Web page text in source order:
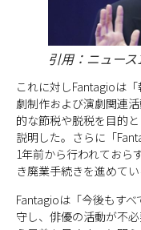
引用：ニュース
これに対しFantagioは
劇制作および演劇関連
的な節税や脱税を目的
説明した。さらに「
1年前から行われておら
き廃業手続きを進めてい
Fantagioは「今後もす
守し、俳優の活動が不